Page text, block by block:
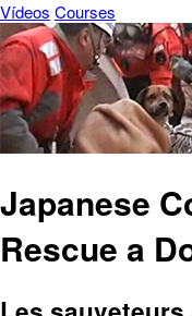
Vídeos Courses
Japanese
Rescue a